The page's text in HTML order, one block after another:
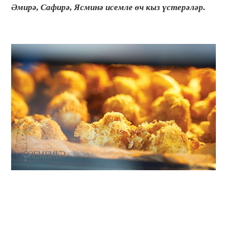
Әмирә, Сафирә, Ясминә исемле өч кыз үстерәләр.